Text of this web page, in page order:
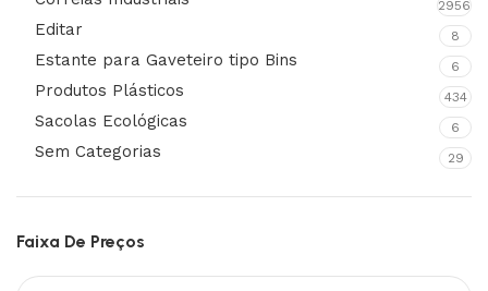
2956
Editar 8
Estante para Gaveteiro tipo Bins 6
Produtos Plásticos 434
Sacolas Ecológicas 6
Sem Categorias 29
Faixa De Preços